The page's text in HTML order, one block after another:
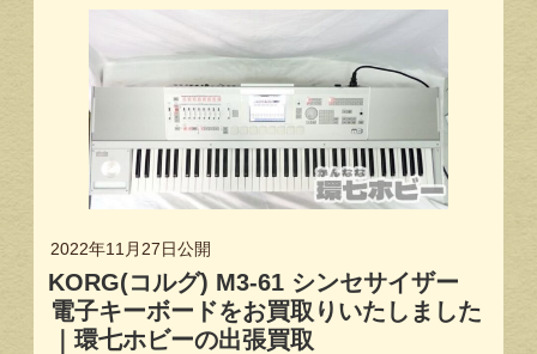
2022年11月27日公開
KORG(コルグ) M3-61 シンセサイザー
電子キーボードをお買取りいたしました
｜環七ホビーの出張買取